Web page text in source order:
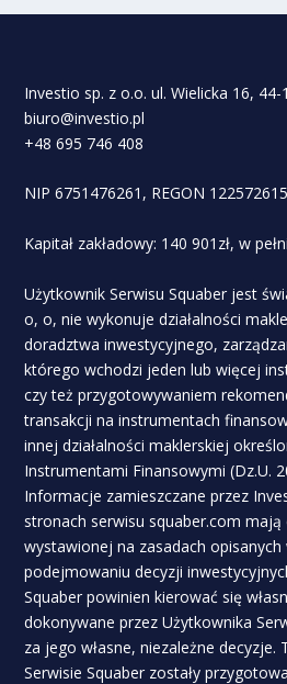
Investio sp. z o.o. ul. Wielicka 16, 44-
biuro@investio.pl
+48 695 746 408
NIP 6751476261, REGON
Kapitał zakładowy: 140 901zł, w
Użytkownik Serwisu Squaber jest
o, o, nie wykonuje działalności
doradztwa inwestycyjnego,
którego wchodzi jeden lub więcej
czy też przygotowywaniem
transakcji na instrumentach
innej działalności maklerskiej
Instrumentami Finansowymi (Dz.U.
Informacje zamieszczane przez
stronach serwisu squaber.com
wystawionej na zasadach opisanych
podejmowaniu decyzji
Squaber powinien kierować się
dokonywane przez Użytkownika
za jego własne, niezależne decyzje.
Serwisie Squaber zostały